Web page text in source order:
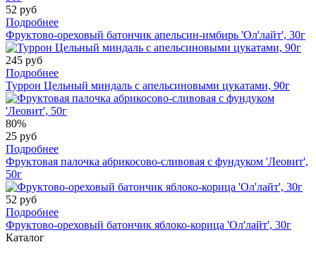
52 руб
Подробнее
Фруктово-ореховый батончик апельсин-имбирь 'Ол'лайт', 30г
245 руб
Подробнее
Туррон Цельный миндаль с апельсиновыми цукатами, 90г
80%
25 руб
Подробнее
Фруктовая палочка абрикосово-сливовая с фундуком 'Леовит',
50г
52 руб
Подробнее
Фруктово-ореховый батончик яблоко-корица 'Ол'лайт', 30г
Каталог